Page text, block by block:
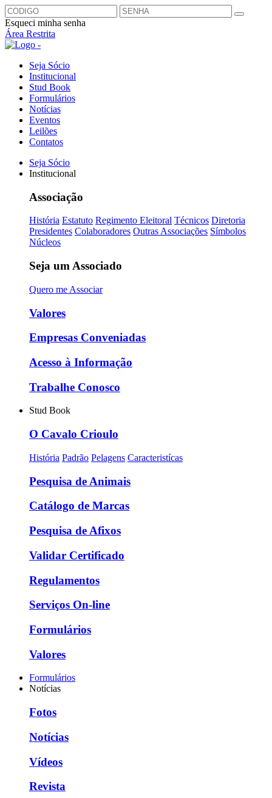
Esqueci minha senha
Área Restrita
Seja Sócio
Institucional
Stud Book
Formulários
Notícias
Eventos
Leilões
Contatos
Seja Sócio
Institucional
Associação
História Estatuto Regimento Eleitoral Técnicos Diretoria
Presidentes Colaboradores Outras Associações Símbolos
Núcleos
Seja um Associado
Quero me Associar
Valores
Empresas Conveniadas
Acesso à Informação
Trabalhe Conosco
Stud Book
O Cavalo Crioulo
História Padrão Pelagens Caracteristícas
Pesquisa de Animais
Catálogo de Marcas
Pesquisa de Afixos
Validar Certificado
Regulamentos
Serviços On-line
Formulários
Valores
Formulários
Notícias
Fotos
Notícias
Vídeos
Revista